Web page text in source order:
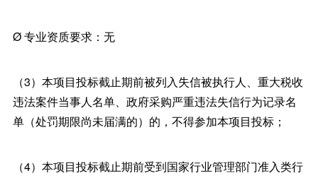
Ø 专业资质要求：无
（3）本项目投标截止期前被列入失信被执行人、重大税收
违法案件当事人名单、政府采购严重违法失信行为记录名
单（处罚期限尚未届满的）的，不得参加本项目投标；
（4）本项目投标截止期前受到国家行业管理部门准入类行